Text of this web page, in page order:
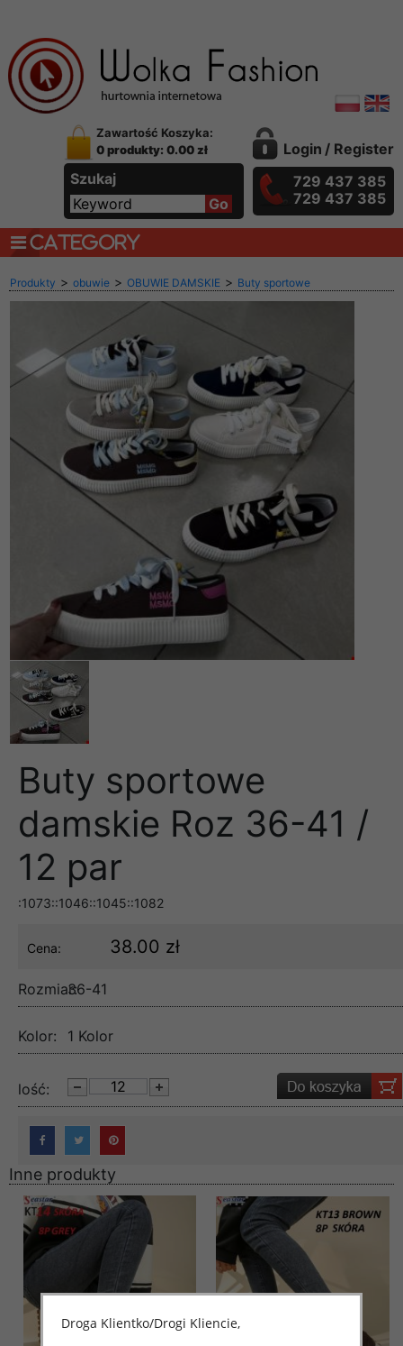
Zawartość Koszyka:
0 produkty: 0.00 zł
Szukaj
Login / Register
729 437 385
729 437 385
CATEGORY
Produkty > obuwie > OBUWIE DAMSKIE > Buty sportowe
Buty sportowe
damskie Roz 36-41 /
12 par
:1073::1046::1045::1082
Cena: 38.00 zł
Rozmiar:36-41
Kolor: 1 Kolor
lość:
Inne produkty
Droga Klientko/Drogi Kliencie,